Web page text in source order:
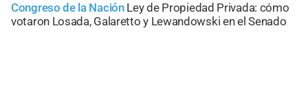
Congreso de la Nación Ley de Propiedad Privada: cómo
votaron Losada, Galaretto y Lewandowski en el Senado